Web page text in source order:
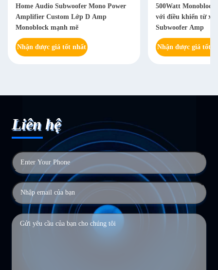
Home Audio Subwoofer Mono Power
Amplifier Custom Lớp D Amp
Monoblock mạnh mẽ
Nhận được giá tốt nhất
500Watt
với điều khiển từ xa
Subwoofer Amp
Nhận được giá tốt
Liên hệ